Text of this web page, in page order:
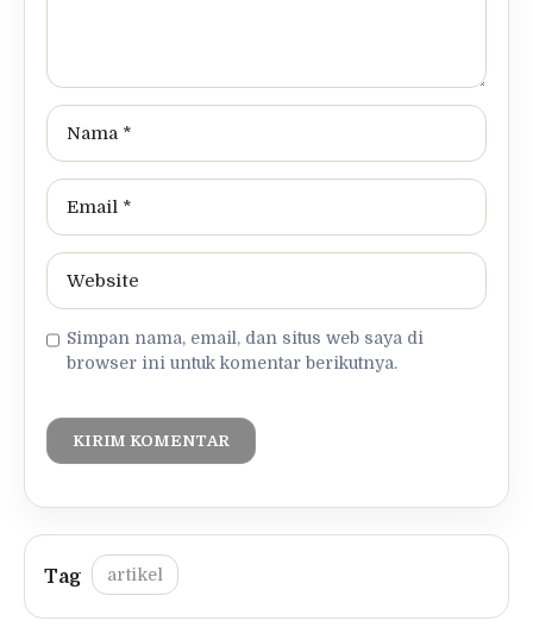
Simpan nama, email, dan situs web saya di
browser ini untuk komentar berikutnya.
artikel